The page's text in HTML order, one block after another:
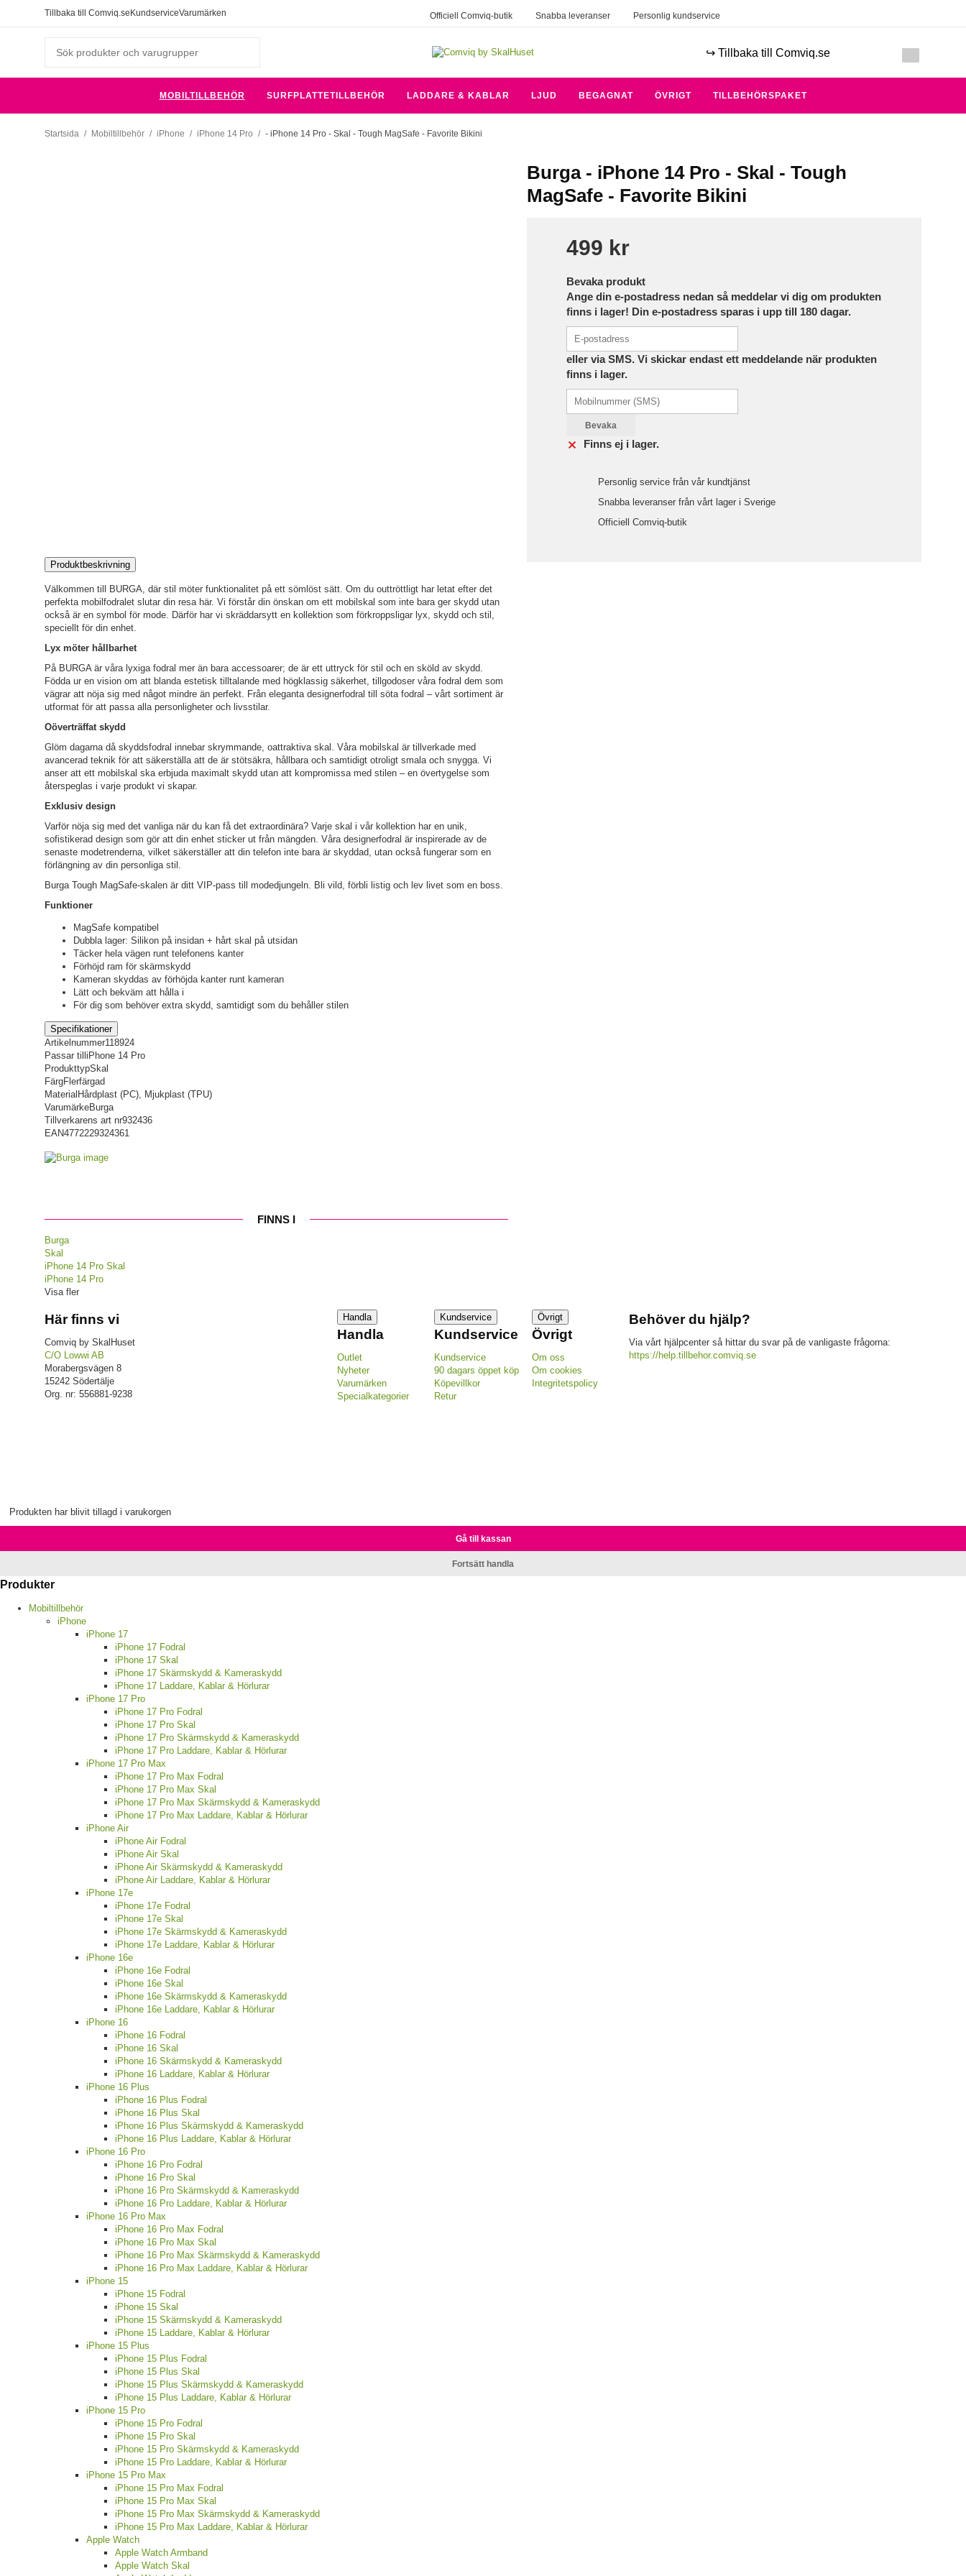
Tillbaka till Comviq.se KundserviceVarumärken Officiell Comviq-butik Snabba leveranser Personlig kundservice
↪️ Tillbaka till Comviq.se
MOBILTILLBEHÖR SURFPLATTETILLBEHÖR LADDARE & KABLAR LJUD BEGAGNAT ÖVRIGT TILLBEHÖRSPAKET
Startsida / Mobiltillbehör / iPhone / iPhone 14 Pro / - iPhone 14 Pro - Skal - Tough MagSafe - Favorite Bikini
Burga - iPhone 14 Pro - Skal - Tough
MagSafe - Favorite Bikini
499 kr
Bevaka produkt
Ange din e-postadress nedan så meddelar vi dig om produkten
finns i lager! Din e-postadress sparas i upp till 180 dagar.
eller via SMS. Vi skickar endast ett meddelande när produkten
finns i lager.
Bevaka
Finns ej i lager.
Personlig service från vår kundtjänst
Snabba leveranser från vårt lager i Sverige
Officiell Comviq-butik
Produktbeskrivning
Välkommen till BURGA, där stil möter funktionalitet på ett sömlöst sätt. Om du outtröttligt har letat efter det
perfekta mobilfodralet slutar din resa här. Vi förstår din önskan om ett mobilskal som inte bara ger skydd utan
också är en symbol för mode. Därför har vi skräddarsytt en kollektion som förkroppsligar lyx, skydd och stil,
speciellt för din enhet.
Lyx möter hållbarhet
På BURGA är våra lyxiga fodral mer än bara accessoarer; de är ett uttryck för stil och en sköld av skydd.
Födda ur en vision om att blanda estetisk tilltalande med högklassig säkerhet, tillgodoser våra fodral dem som
vägrar att nöja sig med något mindre än perfekt. Från eleganta designerfodral till söta fodral – vårt sortiment är
utformat för att passa alla personligheter och livsstilar.
Oöverträffat skydd
Glöm dagarna då skyddsfodral innebar skrymmande, oattraktiva skal. Våra mobilskal är tillverkade med
avancerad teknik för att säkerställa att de är stötsäkra, hållbara och samtidigt otroligt smala och snygga. Vi
anser att ett mobilskal ska erbjuda maximalt skydd utan att kompromissa med stilen – en övertygelse som
återspeglas i varje produkt vi skapar.
Exklusiv design
Varför nöja sig med det vanliga när du kan få det extraordinära? Varje skal i vår kollektion har en unik,
sofistikerad design som gör att din enhet sticker ut från mängden. Våra designerfodral är inspirerade av de
senaste modetrenderna, vilket säkerställer att din telefon inte bara är skyddad, utan också fungerar som en
förlängning av din personliga stil.
Burga Tough MagSafe-skalen är ditt VIP-pass till modedjungeln. Bli vild, förbli listig och lev livet som en boss.
Funktioner
MagSafe kompatibel
Dubbla lager: Silikon på insidan + hårt skal på utsidan
Täcker hela vägen runt telefonens kanter
Förhöjd ram för skärmskydd
Kameran skyddas av förhöjda kanter runt kameran
Lätt och bekväm att hålla i
För dig som behöver extra skydd, samtidigt som du behåller stilen
Specifikationer
Artikelnummer118924
Passar till iPhone 14 Pro
ProdukttypSkal
FärgFlerfärgad
Material Hårdplast (PC), Mjukplast (TPU)
VarumärkeBurga
Tillverkarens art nr932436
EAN4772229324361
FINNS I
Burga
Skal
iPhone 14 Pro Skal
iPhone 14 Pro
Visa fler
Här finns vi
Comviq by SkalHuset
C/O Lowwi AB
Morabergsvägen 8
15242 Södertälje
Org. nr: 556881-9238
Handla
Handla
Outlet
Nyheter
Varumärken
Specialkategorier
Kundservice
Kundservice
Kundservice
90 dagars öppet köp
Köpevillkor
Retur
Övrigt
Övrigt
Om oss
Om cookies
Integritetspolicy
Behöver du hjälp?
Via vårt hjälpcenter så hittar du svar på de vanligaste frågorna:
https://help.tillbehor.comviq.se
Produkten har blivit tillagd i varukorgen
Gå till kassan
Fortsätt handla
Produkter
Mobiltillbehör
iPhone
iPhone 17
iPhone 17 Fodral
iPhone 17 Skal
iPhone 17 Skärmskydd & Kameraskydd
iPhone 17 Laddare, Kablar & Hörlurar
iPhone 17 Pro
iPhone 17 Pro Fodral
iPhone 17 Pro Skal
iPhone 17 Pro Skärmskydd & Kameraskydd
iPhone 17 Pro Laddare, Kablar & Hörlurar
iPhone 17 Pro Max
iPhone 17 Pro Max Fodral
iPhone 17 Pro Max Skal
iPhone 17 Pro Max Skärmskydd & Kameraskydd
iPhone 17 Pro Max Laddare, Kablar & Hörlurar
iPhone Air
iPhone Air Fodral
iPhone Air Skal
iPhone Air Skärmskydd & Kameraskydd
iPhone Air Laddare, Kablar & Hörlurar
iPhone 17e
iPhone 17e Fodral
iPhone 17e Skal
iPhone 17e Skärmskydd & Kameraskydd
iPhone 17e Laddare, Kablar & Hörlurar
iPhone 16e
iPhone 16e Fodral
iPhone 16e Skal
iPhone 16e Skärmskydd & Kameraskydd
iPhone 16e Laddare, Kablar & Hörlurar
iPhone 16
iPhone 16 Fodral
iPhone 16 Skal
iPhone 16 Skärmskydd & Kameraskydd
iPhone 16 Laddare, Kablar & Hörlurar
iPhone 16 Plus
iPhone 16 Plus Fodral
iPhone 16 Plus Skal
iPhone 16 Plus Skärmskydd & Kameraskydd
iPhone 16 Plus Laddare, Kablar & Hörlurar
iPhone 16 Pro
iPhone 16 Pro Fodral
iPhone 16 Pro Skal
iPhone 16 Pro Skärmskydd & Kameraskydd
iPhone 16 Pro Laddare, Kablar & Hörlurar
iPhone 16 Pro Max
iPhone 16 Pro Max Fodral
iPhone 16 Pro Max Skal
iPhone 16 Pro Max Skärmskydd & Kameraskydd
iPhone 16 Pro Max Laddare, Kablar & Hörlurar
iPhone 15
iPhone 15 Fodral
iPhone 15 Skal
iPhone 15 Skärmskydd & Kameraskydd
iPhone 15 Laddare, Kablar & Hörlurar
iPhone 15 Plus
iPhone 15 Plus Fodral
iPhone 15 Plus Skal
iPhone 15 Plus Skärmskydd & Kameraskydd
iPhone 15 Plus Laddare, Kablar & Hörlurar
iPhone 15 Pro
iPhone 15 Pro Fodral
iPhone 15 Pro Skal
iPhone 15 Pro Skärmskydd & Kameraskydd
iPhone 15 Pro Laddare, Kablar & Hörlurar
iPhone 15 Pro Max
iPhone 15 Pro Max Fodral
iPhone 15 Pro Max Skal
iPhone 15 Pro Max Skärmskydd & Kameraskydd
iPhone 15 Pro Max Laddare, Kablar & Hörlurar
Apple Watch
Apple Watch Armband
Apple Watch Skal